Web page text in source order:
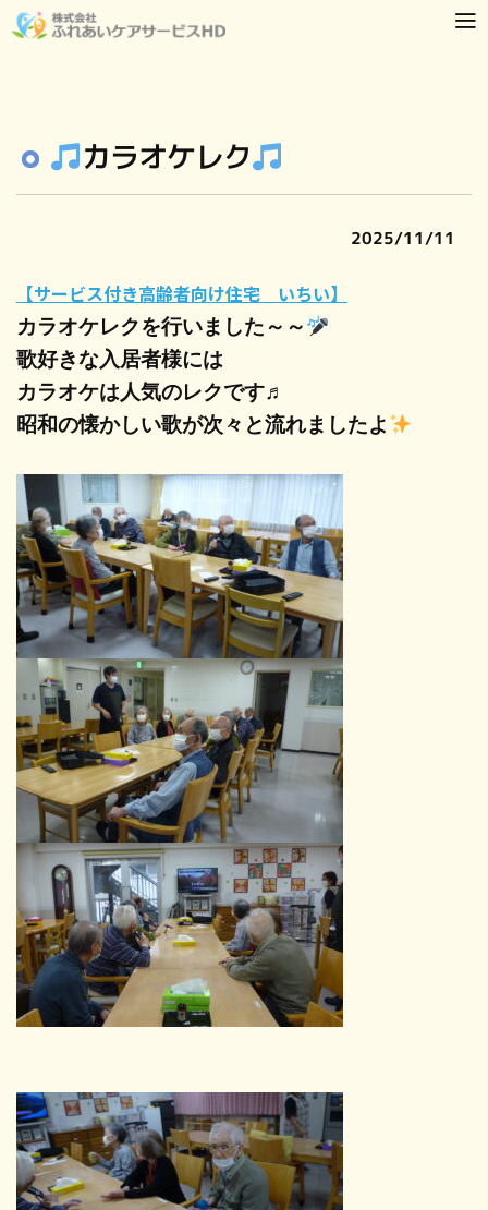
カラオケレク
2025/11/11
【サービス付き高齢者向け住宅 いちい】
カラオケレクを行いました～～
歌好きな入居者様には
カラオケは人気のレクです♬
昭和の懐かしい歌が次々と流れましたよ